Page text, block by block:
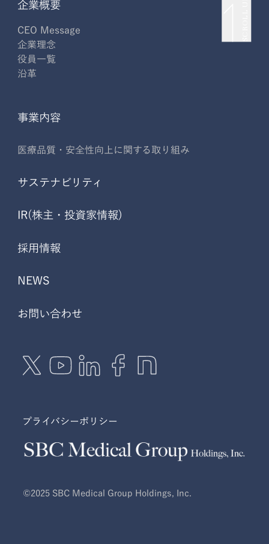
企業概要
CEO Message
企業理念
役員一覧
沿革
事業内容
医療品質・安全性向上に関する取り組み
サステナビリティ
IR(株主・投資家情報)
採用情報
NEWS
お問い合わせ
プライバシーポリシー
©2025 SBC Medical Group Holdings, Inc.